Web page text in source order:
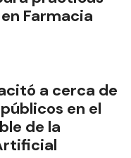
Farmacia
a cerca de
en el
de la